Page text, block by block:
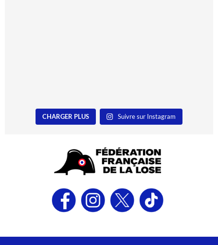
CHARGER PLUS Suivre sur Instagram